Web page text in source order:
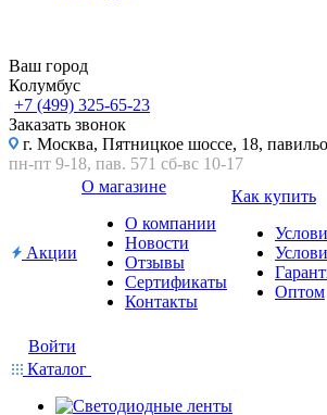
Ваш город
Колумбус
+7 (499) 325-65-23
Заказать звонок
г. Москва, Пятницкое шоссе, 18,
пн-пт 9-18, пав. 571 сб-вс 10-17
Акции
О магазине
О компании
Новости
Отзывы
Сертификаты
Контакты
Как купить
Оптом
Войти
Каталог